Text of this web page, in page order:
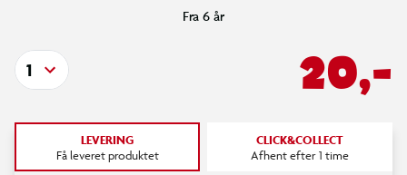
Fra 6 år
20,-
1
LEVERING
Få leveret produktet
CLICK&COLLECT
Afhent efter 1 time